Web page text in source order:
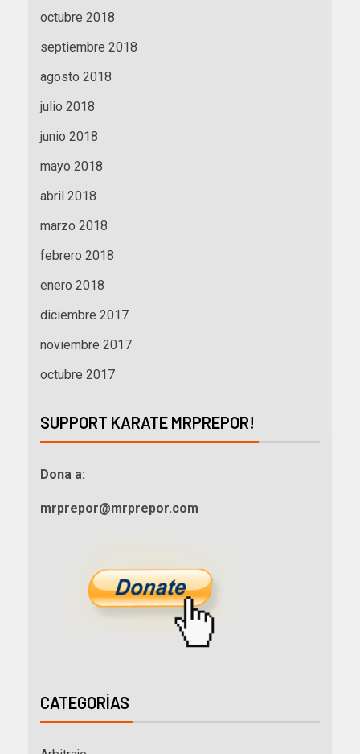
octubre 2018
septiembre 2018
agosto 2018
julio 2018
junio 2018
mayo 2018
abril 2018
marzo 2018
febrero 2018
enero 2018
diciembre 2017
noviembre 2017
octubre 2017
SUPPORT KARATE MRPREPOR!
Dona a:
mrprepor@mrprepor.com
CATEGORÍAS